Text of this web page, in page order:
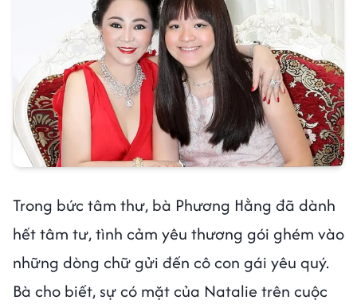
Trong bức tâm thư, bà Phương Hằng đã dành
hết tâm tư, tình cảm yêu thương gói ghém vào
những dòng chữ gửi đến cô con gái yêu quý.
Bà cho biết, sự có mặt của Natalie trên cuộc